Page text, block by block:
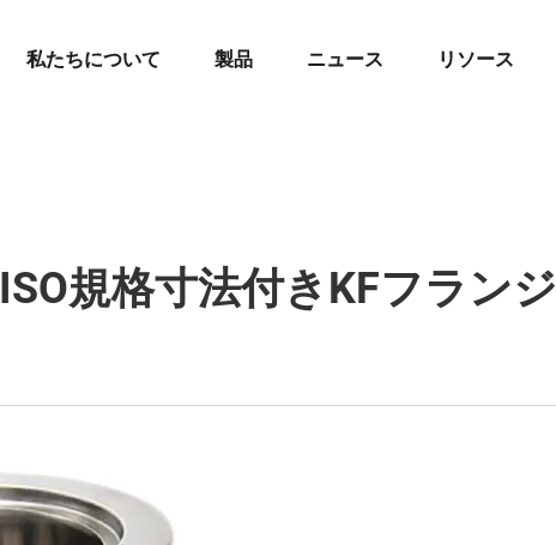
私たちについて 製品 ニュース リソース
ISO規格寸法付きKFフランジ